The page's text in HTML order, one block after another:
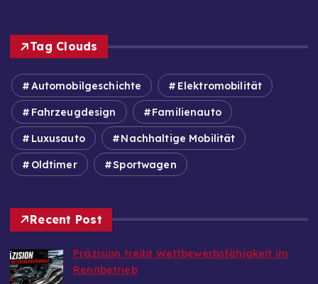
Tag Clouds
Automobilgeschichte Elektromobilität
Fahrzeugdesign Familienauto
Luxusauto Nachhaltige Mobilität
Oldtimer Sportwagen
Recent Post
Präzision treibt Wettbewerbsfähigkeit im
Rennbetrieb